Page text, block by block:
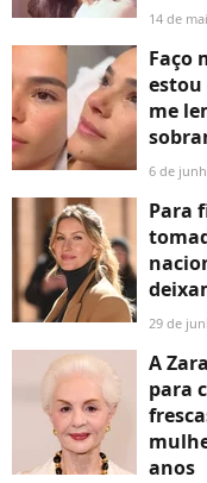
14 de
Faço
estou
me
6 de
Para
29 de
A
para
anos